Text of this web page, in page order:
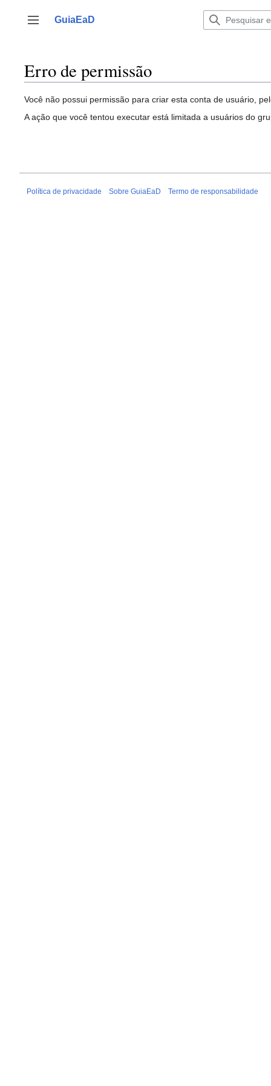
para
Alternar barra lateral
GuiaEaD
Erro de permissão
Você não possui permissão para criar esta conta de usuário,
A ação que você tentou executar está limitada a usuários do
Política de privacidade Sobre GuiaEaD Termo de responsabilidade